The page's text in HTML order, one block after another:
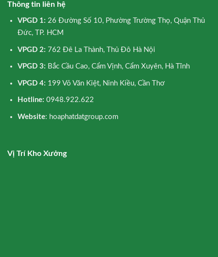
Thông tin liên hệ
VPGD 1: 26 Đường Số 10, Phường Trường Thọ, Quận Thủ
Đức, TP. HCM
VPGD 2: 762 Đê La Thành, Thủ Đô Hà Nội
VPGD 3: Bắc Cầu Cao, Cẩm Vịnh, Cẩm Xuyên, Hà Tĩnh
VPGD 4: 199 Võ Văn Kiệt, Ninh Kiều, Cần Thơ
Hotline: 0948.922.622
Website: hoaphatdatgroup.com
Vị Trí Kho Xưởng